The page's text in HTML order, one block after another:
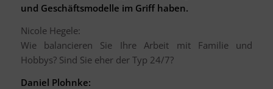
und Geschäftsmodelle im Griff haben.
Nicole Hegele:
Wie balancieren Sie Ihre Arbeit mit Familie und
Hobbys? Sind Sie eher der Typ 24/7?
Daniel Plohnke: